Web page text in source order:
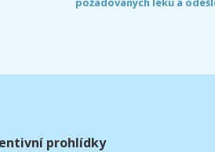
prohlídky